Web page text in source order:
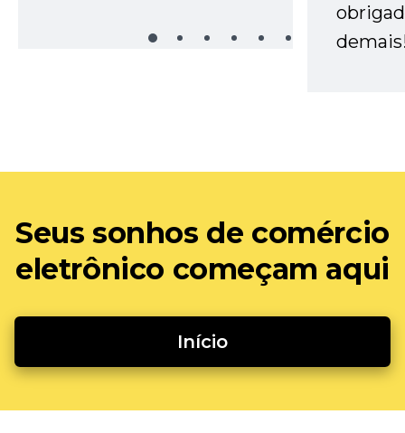
Seus sonhos de comércio
eletrônico começam aqui
Início